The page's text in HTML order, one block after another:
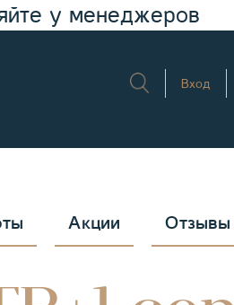
у менеджеров
Вход
Акции Отзывы